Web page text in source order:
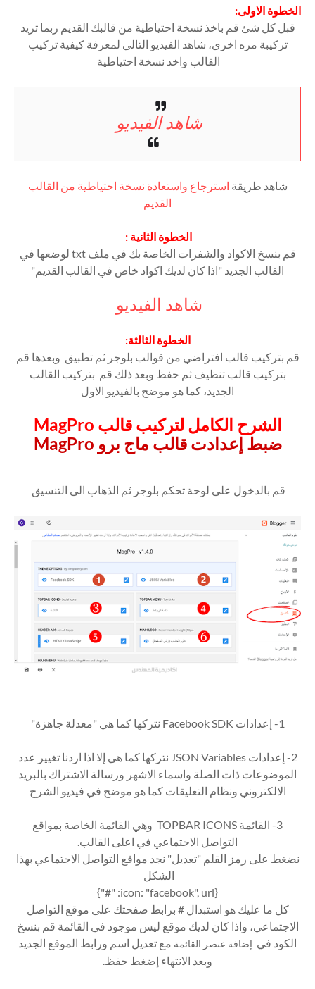
الخطوة الاولى:
قبل كل شئ قم باخذ نسخة احتياطية من قالبك القديم ربما تريد
تركيبة مره اخرى، شاهد الفيديو التالي لمعرفة كيفية تركيب
القالب واخد نسخة احتياطية
شاهد الفيديو
شاهد طريقة استرجاع واستعادة نسخة احتياطية من القالب
القديم
الخطوة الثانية :
قم بنسخ الاكواد والشفرات الخاصة بك في ملف txt لوضعها في
القالب الجديد "اذا كان لديك اكواد خاص في القالب القديم"
شاهد الفيديو
الخطوة الثالثة:
قم بتركيب قالب افتراضي من قوالب بلوجر ثم تطبيق وبعدها قم
بتركيب قالب تنظيف ثم حفظ وبعد ذلك قم بتركيب القالب
الجديد، كما هو موضح بالفيديو الاول
الشرح الكامل لتركيب قالب MagPro
ضبط إعدادت قالب ماج برو MagPro
قم بالدخول على لوحة تحكم بلوجر ثم الذهاب الى التنسيق
1- إعدادات Facebook SDK نتركها كما هي "معدلة جاهزة"
2- إعدادات JSON Variables نتركها كما هي إلا اذا اردنا تغيير عدد
الموضوعات ذات الصلة واسماء الاشهر ورسالة الاشتراك بالبريد
الالكتروني ونظام التعليقات كما هو موضح في فيديو الشرح
3- القائمة TOPBAR ICONS وهي القائمة الخاصة بمواقع
التواصل الاجتماعي في اعلى القالب.
نضغط على رمز القلم "تعديل" نجد مواقع التواصل الاجتماعي بهذا
الشكل
{icon: "facebook", url: "#"}
كل ما عليك هو استبدال # برابط صفحتك على موقع التواصل
الاجتماعي، واذا كان لديك موقع ليس موجود في القائمة قم بنسخ
الكود في إضافة عنصر القائمة مع تعديل اسم ورابط الموقع الجديد
وبعد الانتهاء إضغط حفظ.